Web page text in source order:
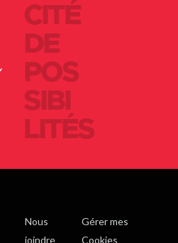
CITÉ
DE
POS
SIBI
LITÉS
Nous
joindre
Gérer mes
Cookies